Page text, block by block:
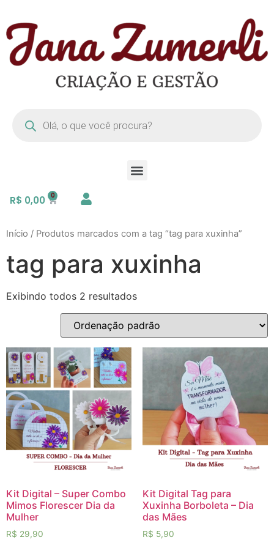
R$ 0,00
Início / Produtos marcados com a tag “tag para xuxinha”
tag para xuxinha
Exibindo todos 2 resultados
Kit Digital – Super Combo
Mimos Florescer Dia da
Mulher
R$ 29,90
Kit Digital Tag para
Xuxinha Borboleta – Dia
das Mães
R$ 5,90